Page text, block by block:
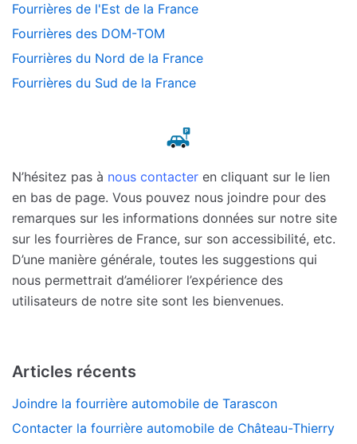
Fourrières de l'Est de la France
Fourrières des DOM-TOM
Fourrières du Nord de la France
Fourrières du Sud de la France
N’hésitez pas à nous contacter en cliquant sur le lien
en bas de page. Vous pouvez nous joindre pour des
remarques sur les informations données sur notre site
sur les fourrières de France, sur son accessibilité, etc.
D’une manière générale, toutes les suggestions qui
nous permettrait d’améliorer l’expérience des
utilisateurs de notre site sont les bienvenues.
Articles récents
Joindre la fourrière automobile de Tarascon
Contacter la fourrière automobile de Château-Thierry